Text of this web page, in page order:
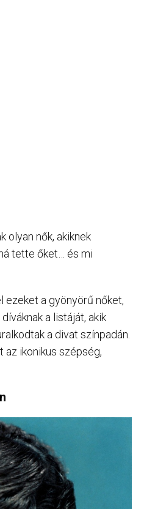
olyan nők, akiknek
tette őket… és mi
ezeket a gyönyörű nőket,
a listáját, akik
a divat színpadán.
az ikonikus szépség,